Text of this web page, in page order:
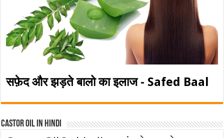
सफ़ेद और झड़ते बालो का इलाज - Safed Baal
Castor Oil In Hindi